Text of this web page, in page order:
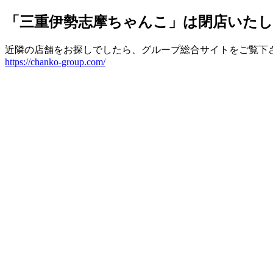
「三重伊勢志摩ちゃんこ」は閉店いたし
近隣の店舗をお探しでしたら、グループ総合サイトをご覧下
https://chanko-group.com/